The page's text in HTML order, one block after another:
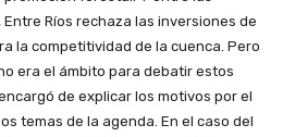
Ríos rechaza las inversiones de
la competitividad de la cuenca. Pero
era el ámbito para debatir estos
de explicar los motivos por el
temas de la agenda. En el caso del